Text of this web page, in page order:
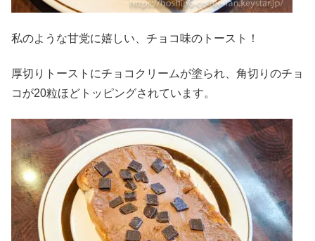
私のような甘党に嬉しい、チョコ味のトースト！
厚切りトーストにチョコクリームが塗られ、角切りのチョ
コが20粒ほどトッピングされています。